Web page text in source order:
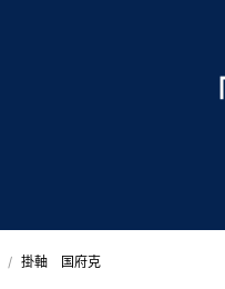
掛軸 国府克